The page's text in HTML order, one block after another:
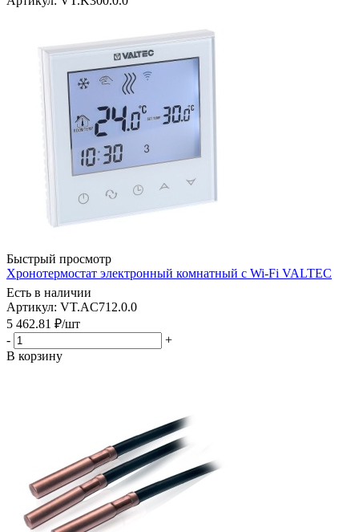
Быстрый просмотр
Хронотермостат электронный комнатный с Wi-Fi VALTEC
Есть в наличии
Артикул: VT.AC712.0.0
5 462.81 ₽/шт
-
+
В корзину